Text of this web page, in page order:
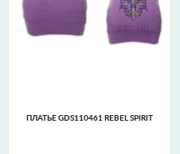
ПЛАТЬЕ GDS110461 REBEL SPIRIT